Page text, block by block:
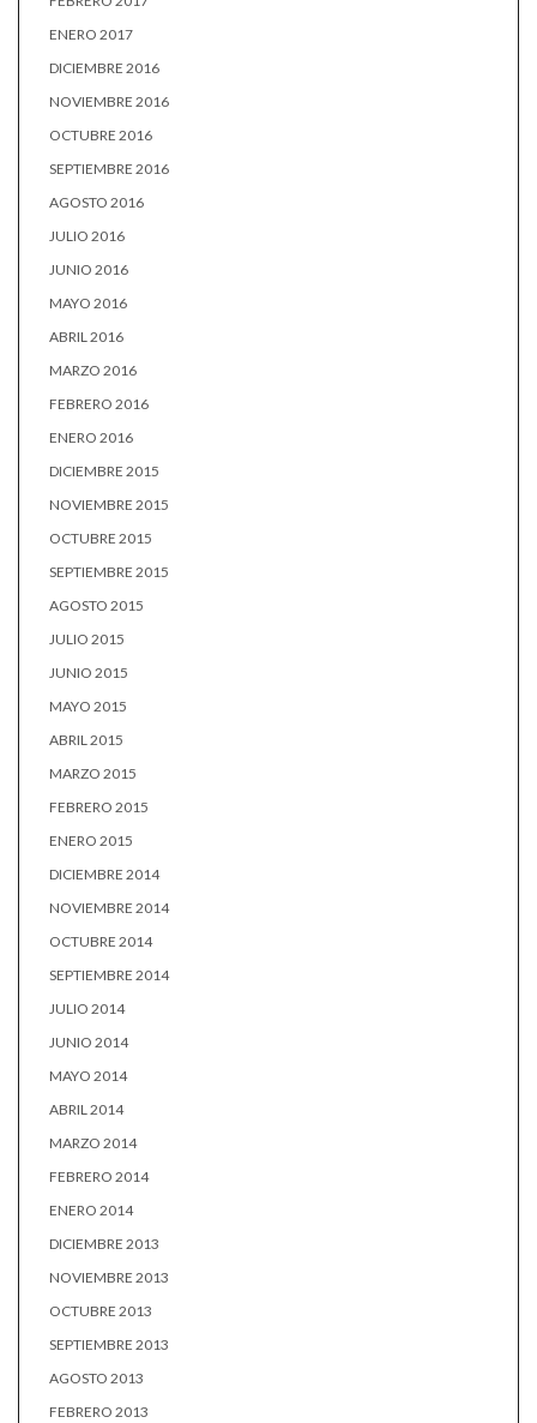
ENERO 2017
DICIEMBRE 2016
NOVIEMBRE 2016
OCTUBRE 2016
SEPTIEMBRE 2016
AGOSTO 2016
JULIO 2016
JUNIO 2016
MAYO 2016
ABRIL 2016
MARZO 2016
FEBRERO 2016
ENERO 2016
DICIEMBRE 2015
NOVIEMBRE 2015
OCTUBRE 2015
SEPTIEMBRE 2015
AGOSTO 2015
JULIO 2015
JUNIO 2015
MAYO 2015
ABRIL 2015
MARZO 2015
FEBRERO 2015
ENERO 2015
DICIEMBRE 2014
NOVIEMBRE 2014
OCTUBRE 2014
SEPTIEMBRE 2014
JULIO 2014
JUNIO 2014
MAYO 2014
ABRIL 2014
MARZO 2014
FEBRERO 2014
ENERO 2014
DICIEMBRE 2013
NOVIEMBRE 2013
OCTUBRE 2013
SEPTIEMBRE 2013
AGOSTO 2013
FEBRERO 2013